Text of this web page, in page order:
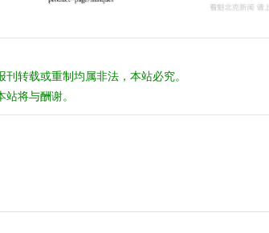
转载或重制均属非法，本站必究。
将与酬谢。